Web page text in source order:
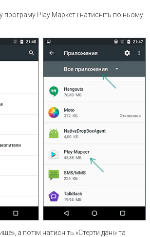
програму Play Маркет і натисніть по ньому.
а потім натисніть «Стерти дані» та